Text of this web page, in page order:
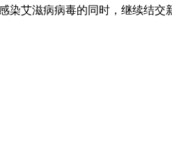
艾滋病病毒的同时，继续结